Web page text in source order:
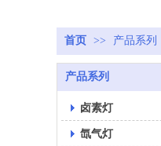
首页 >> 产品系列
产品系列
卤素灯
氙气灯